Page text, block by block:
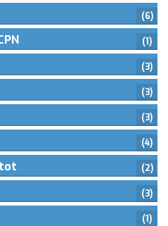
(6)
(1)
(3)
(3)
(3)
(4)
(2)
(3)
(1)